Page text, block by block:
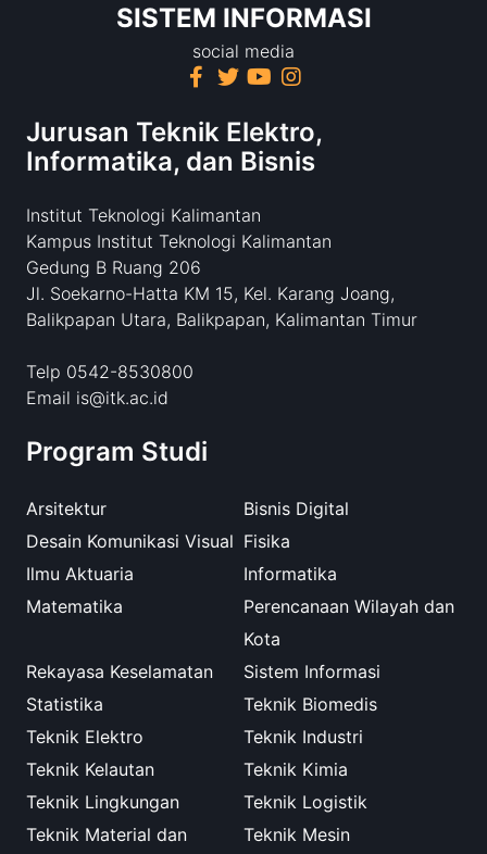
SISTEM INFORMASI
social media
Jurusan Teknik Elektro,
Informatika, dan Bisnis
Institut Teknologi Kalimantan
Kampus Institut Teknologi Kalimantan
Gedung B Ruang 206
Jl. Soekarno-Hatta KM 15, Kel. Karang Joang,
Balikpapan Utara, Balikpapan, Kalimantan Timur
Telp 0542-8530800
Email is@itk.ac.id
Program Studi
Arsitektur
Bisnis Digital
Desain Komunikasi Visual Fisika
Ilmu Aktuaria
Informatika
Matematika
Perencanaan Wilayah dan
Kota
Rekayasa Keselamatan
Sistem Informasi
Statistika
Teknik Biomedis
Teknik Elektro
Teknik Industri
Teknik Kelautan
Teknik Kimia
Teknik Lingkungan
Teknik Logistik
Teknik Material dan
Teknik Mesin